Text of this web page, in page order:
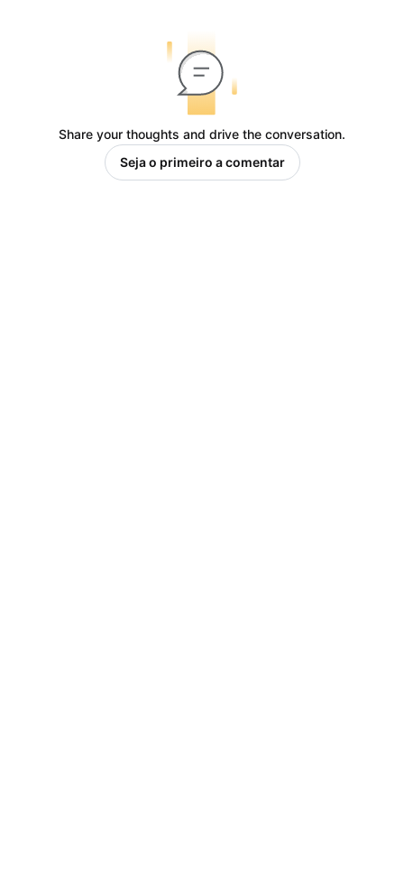
Share your thoughts and drive the conversation.
Seja o primeiro a comentar